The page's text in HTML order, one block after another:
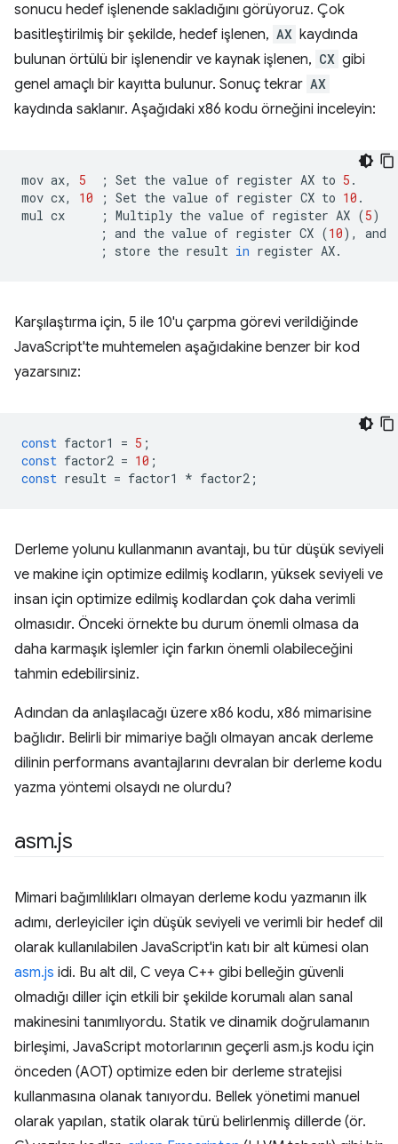
sonucu hedef işlenende sakladığını görüyoruz. Çok
basitleştirilmiş bir şekilde, hedef işlenen, AX kaydında
bulunan örtülü bir işlenendir ve kaynak işlenen, CX gibi
genel amaçlı bir kayıtta bulunur. Sonuç tekrar AX
kaydında saklanır. Aşağıdaki x86 kodu örneğini inceleyin:
mov ax, 5 ; Set the value of register AX to 5 .
mov cx, 10 ; Set the value of register CX to 10 .
mul cx ; Multiply the value of register AX (5)
; and the value of register CX (10) ,
;
store the result in register
Karşılaştırma için, 5 ile 10'u çarpma görevi verildiğinde
JavaScript'te muhtemelen aşağıdakine benzer bir kod
yazarsınız:
const factor1 = 5 ;
const factor2 = 10 ;
const result = factor1 * factor2 ;
Derleme yolunu kullanmanın avantajı, bu tür düşük seviyeli
ve makine için optimize edilmiş kodların, yüksek seviyeli ve
insan için optimize edilmiş kodlardan çok daha verimli
olmasıdır. Önceki örnekte bu durum önemli olmasa da
daha karmaşık işlemler için farkın önemli olabileceğini
tahmin edebilirsiniz.
Adından da anlaşılacağı üzere x86 kodu, x86 mimarisine
bağlıdır. Belirli bir mimariye bağlı olmayan ancak derleme
dilinin performans avantajlarını devralan bir derleme kodu
yazma yöntemi olsaydı ne olurdu?
asm.js
Mimari bağımlılıkları olmayan derleme kodu yazmanın ilk
adımı, derleyiciler için düşük seviyeli ve verimli bir hedef dil
olarak kullanılabilen JavaScript'in katı bir alt kümesi olan
asm.js idi. Bu alt dil, C veya C++ gibi belleğin güvenli
olmadığı diller için etkili bir şekilde korumalı alan sanal
makinesini tanımlıyordu. Statik ve dinamik doğrulamanın
birleşimi, JavaScript motorlarının geçerli asm.js kodu için
önceden (AOT) optimize eden bir derleme stratejisi
kullanmasına olanak tanıyordu. Bellek yönetimi manuel
olarak yapılan, statik olarak türü belirlenmiş dillerde (ör.